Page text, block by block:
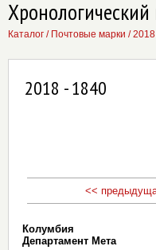
Хронологический
Каталог / Почтовые марки /
2018 - 1840
<<
Колумбия
Департамент Мета